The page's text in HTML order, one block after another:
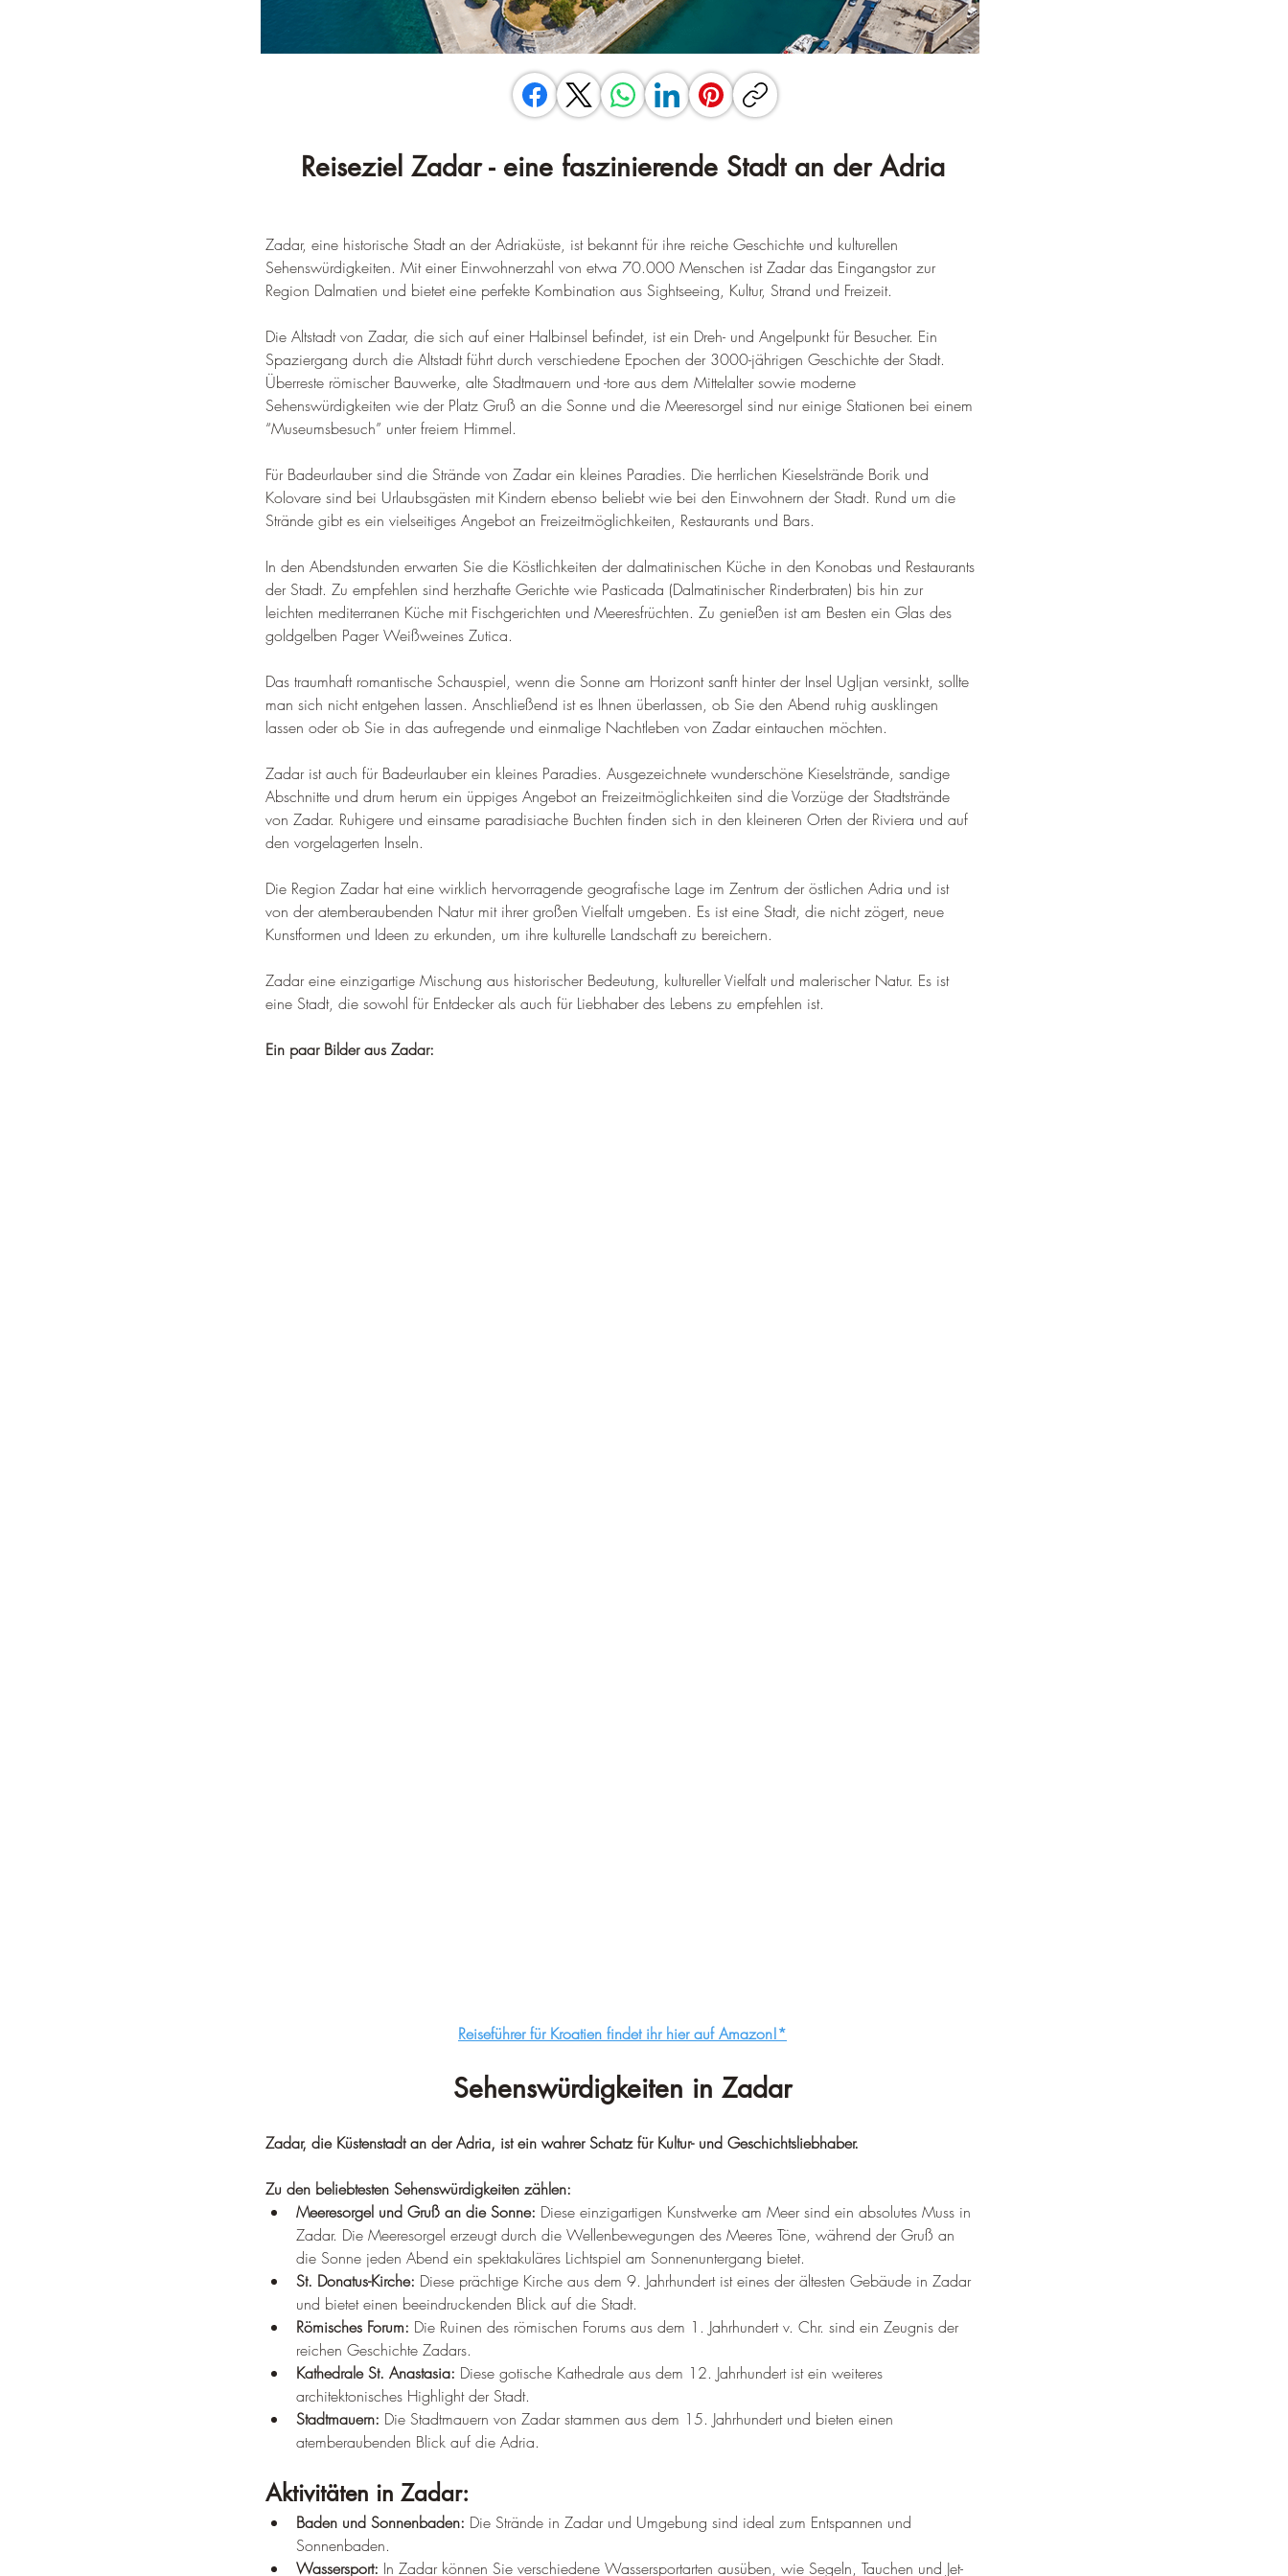
–¡
Reiseziel Zadar - eine faszinierende Stadt an der Adria
Zadar, eine historische Stadt an der Adriaküste, ist bekannt für ihre reiche Geschichte und kulturellen
Sehenswürdigkeiten. Mit einer Einwohnerzahl von etwa 70.000 Menschen ist Zadar das Eingangstor zur
Region Dalmatien und bietet eine perfekte Kombination aus Sightseeing, Kultur, Strand und Freizeit.
Die Altstadt von Zadar, die sich auf einer Halbinsel befindet, ist ein Dreh- und Angelpunkt für Besucher. Ein
Spaziergang durch die Altstadt führt durch verschiedene Epochen der 3000-jährigen Geschichte der Stadt.
Überreste römischer Bauwerke, alte Stadtmauern und -tore aus dem Mittelalter sowie moderne
Sehenswürdigkeiten wie der Platz Gruß an die Sonne und die Meeresorgel sind nur einige Stationen bei einem
“Museumsbesuch” unter freiem Himmel.
Für Badeurlauber sind die Strände von Zadar ein kleines Paradies. Die herrlichen Kieselstrände Borik und
Kolovare sind bei Urlaubsgästen mit Kindern ebenso beliebt wie bei den Einwohnern der Stadt. Rund um die
Strände gibt es ein vielseitiges Angebot an Freizeitmöglichkeiten, Restaurants und Bars.
In den Abendstunden erwarten Sie die Köstlichkeiten der dalmatinischen Küche in den Konobas und Restaurants
der Stadt. Zu empfehlen sind herzhafte Gerichte wie Pasticada (Dalmatinischer Rinderbraten) bis hin zur
leichten mediterranen Küche mit Fischgerichten und Meeresfrüchten. Zu genießen ist am Besten ein Glas des
goldgelben Pager Weißweines Zutica.
Das traumhaft romantische Schauspiel, wenn die Sonne am Horizont sanft hinter der Insel Ugljan versinkt, sollte
man sich nicht entgehen lassen. Anschließend ist es Ihnen überlassen, ob Sie den Abend ruhig ausklingen
lassen oder ob Sie in das aufregende und einmalige Nachtleben von Zadar eintauchen möchten.
Zadar ist auch für Badeurlauber ein kleines Paradies. Ausgezeichnete wunderschöne Kieselstrände, sandige
Abschnitte und drum herum ein üppiges Angebot an Freizeitmöglichkeiten sind die Vorzüge der Stadtstrände
von Zadar. Ruhigere und einsame paradisiache Buchten finden sich in den kleineren Orten der Riviera und auf
den vorgelagerten Inseln.
Die Region Zadar hat eine wirklich hervorragende geografische Lage im Zentrum der östlichen Adria und ist
von der atemberaubenden Natur mit ihrer großen Vielfalt umgeben. Es ist eine Stadt, die nicht zögert, neue
Kunstformen und Ideen zu erkunden, um ihre kulturelle Landschaft zu bereichern.
Zadar eine einzigartige Mischung aus historischer Bedeutung, kultureller Vielfalt und malerischer Natur. Es ist
eine Stadt, die sowohl für Entdecker als auch für Liebhaber des Lebens zu empfehlen ist.
Ein paar Bilder aus Zadar:
Reiseführer für Kroatien findet ihr hier auf Amazon!*
Sehenswürdigkeiten in Zadar
Zadar, die Küstenstadt an der Adria, ist ein wahrer Schatz für Kultur- und Geschichtsliebhaber.
Zu den beliebtesten Sehenswürdigkeiten zählen:
Meeresorgel und Gruß an die Sonne: Diese einzigartigen Kunstwerke am Meer sind ein absolutes Muss in
Zadar. Die Meeresorgel erzeugt durch die Wellenbewegungen des Meeres Töne, während der Gruß an
die Sonne jeden Abend ein spektakuläres Lichtspiel am Sonnenuntergang bietet.
St. Donatus-Kirche: Diese prächtige Kirche aus dem 9. Jahrhundert ist eines der ältesten Gebäude in Zadar
und bietet einen beeindruckenden Blick auf die Stadt.
Römisches Forum: Die Ruinen des römischen Forums aus dem 1. Jahrhundert v. Chr. sind ein Zeugnis der
reichen Geschichte Zadars.
Kathedrale St. Anastasia: Diese gotische Kathedrale aus dem 12. Jahrhundert ist ein weiteres
architektonisches Highlight der Stadt.
Stadtmauern: Die Stadtmauern von Zadar stammen aus dem 15. Jahrhundert und bieten einen
atemberaubenden Blick auf die Adria.
Aktivitäten in Zadar:
Baden und Sonnenbaden: Die Strände in Zadar und Umgebung sind ideal zum Entspannen und
Sonnenbaden.
Wassersport: In Zadar können Sie verschiedene Wassersportarten ausüben, wie Segeln, Tauchen und Jet-